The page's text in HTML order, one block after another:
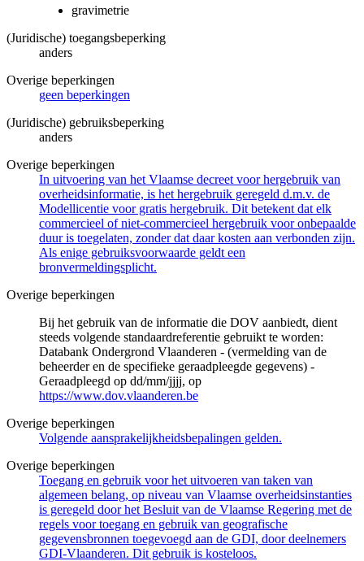
gravimetrie
(Juridische) toegangsbeperking
anders
Overige beperkingen
geen beperkingen
(Juridische) gebruiksbeperking
anders
Overige beperkingen
In uitvoering van het Vlaamse decreet voor hergebruik van
overheidsinformatie, is het hergebruik geregeld d.m.v. de
Modellicentie voor gratis hergebruik. Dit betekent dat elk
commercieel of niet-commercieel hergebruik voor onbepaalde
duur is toegelaten, zonder dat daar kosten aan verbonden zijn.
Als enige gebruiksvoorwaarde geldt een
bronvermeldingsplicht.
Overige beperkingen
Bij het gebruik van de informatie die DOV aanbiedt, dient
steeds volgende standaardreferentie gebruikt te worden:
Databank Ondergrond Vlaanderen - (vermelding van de
beheerder en de specifieke geraadpleegde gegevens) -
Geraadpleegd op dd/mm/jjjj, op
https://www.dov.vlaanderen.be
Overige beperkingen
Volgende aansprakelijkheidsbepalingen gelden.
Overige beperkingen
Toegang en gebruik voor het uitvoeren van taken van
algemeen belang, op niveau van Vlaamse overheidsinstanties
is geregeld door het Besluit van de Vlaamse Regering met de
regels voor toegang en gebruik van geografische
gegevensbronnen toegevoegd aan de GDI, door deelnemers
GDI-Vlaanderen. Dit gebruik is kosteloos.